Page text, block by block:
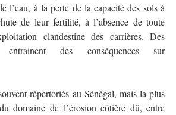
l’eau, à la perte de la capacité des sols à
de leur fertilité, à l’absence de toute
clandestine des carrières. Des
entrainent des conséquences sur
répertoriés au Sénégal, mais la plus
domaine de l’érosion côtière dû, entre